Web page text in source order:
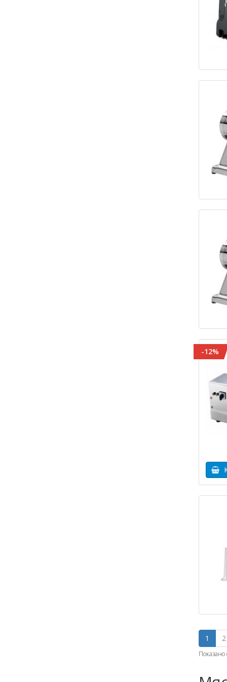
-12%
1 2
Показано